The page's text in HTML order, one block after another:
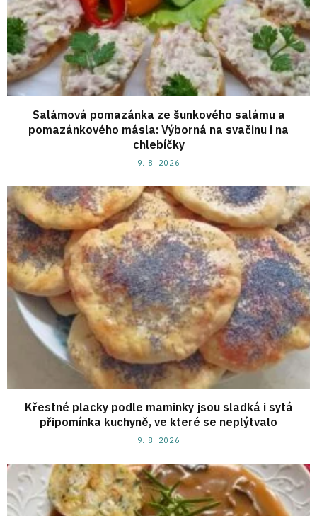
Salámová pomazánka ze šunkového salámu a
pomazánkového másla: Výborná na svačinu i na
chlebíčky
9. 8. 2026
Křestné placky podle maminky jsou sladká i sytá
připomínka kuchyně, ve které se neplýtvalo
9. 8. 2026